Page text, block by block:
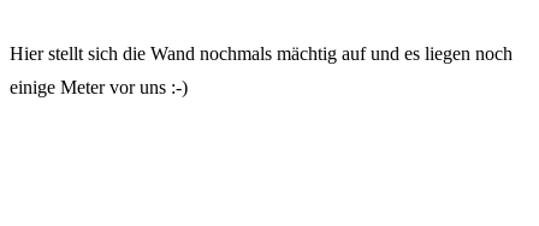
Hier stellt sich die Wand nochmals mächtig auf und es liegen noch
einige Meter vor uns :-)